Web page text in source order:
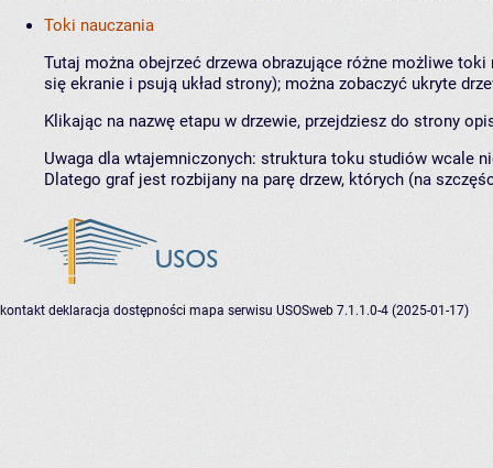
Toki nauczania
Tutaj można obejrzeć drzewa obrazujące różne możliwe
się ekranie i psują układ strony); można zobaczyć ukryte
Klikając na nazwę etapu w drzewie, przejdziesz do strony
Uwaga dla wtajemniczonych: struktura toku studiów wcale
Dlatego graf jest rozbijany na parę drzew, których (na
kontakt deklaracja dostępności mapa serwisu USOSweb 7.1.1.0-4 (2025-01-17)